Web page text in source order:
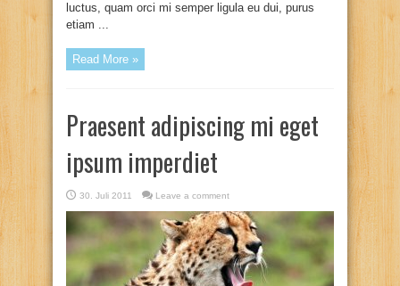
luctus, quam orci mi semper ligula eu dui, purus
etiam ...
Read More »
Praesent adipiscing mi eget
ipsum imperdiet
30. Juli 2011 Leave a comment